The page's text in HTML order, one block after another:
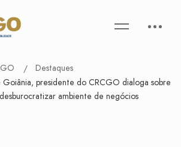
Destaques
presidente do CRCGO dialoga sobre
ambiente de negócios